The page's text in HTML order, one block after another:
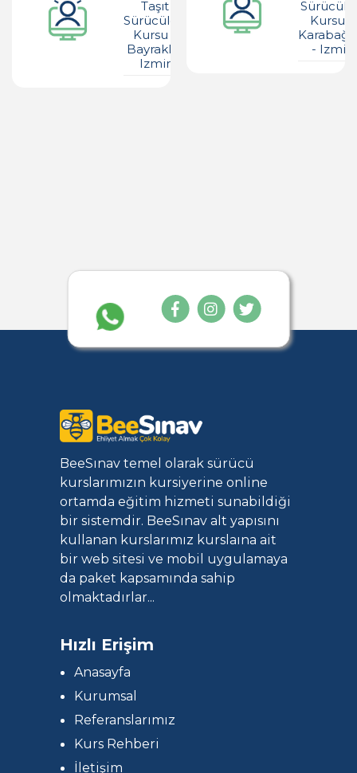
Taşıt
Sürücüleri
Kursu -
Bayraklı -
Izmir
Kursu -
- Izmir
BeeSınav temel olarak sürücü
kurslarımızın kursiyerine online
ortamda eğitim hizmeti sunabildiği
bir sistemdir. BeeSınav alt yapısını
kullanan kurslarımız kurslaına ait
bir web sitesi ve mobil uygulamaya
da paket kapsamında sahip
olmaktadırlar...
Hızlı Erişim
Anasayfa
Kurumsal
Referanslarımız
Kurs Rehberi
İletişim